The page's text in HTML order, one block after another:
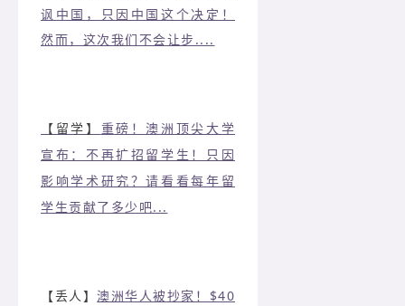
讽中国，只因中国这个决定！
然而，这次我们不会让步....
【留学】 重磅！澳洲顶尖大学
宣布：不再扩招留学生！只因
影响学术研究？请看看每年留
学生贡献了多少吧...
【丢人】 澳洲华人被抄家！$40